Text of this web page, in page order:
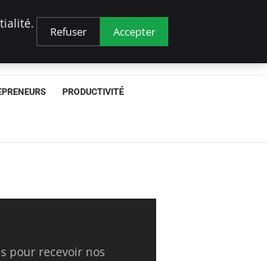
PRODUCTIVITÉ
pour recevoir nos
Refuser Accepter